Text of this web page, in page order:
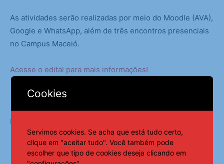
As atividades serão realizadas por meio do Moodle (AVA),
Google e WhatsApp, além de três encontros presenciais
no Campus Maceió.
Acesse o edital para mais informações!
Fonte:
Cookies
Servimos cookies. Se acha que está tudo certo,
clique em "aceitar tudo". Você também pode
escolher que tipo de cookies deseja clicando em